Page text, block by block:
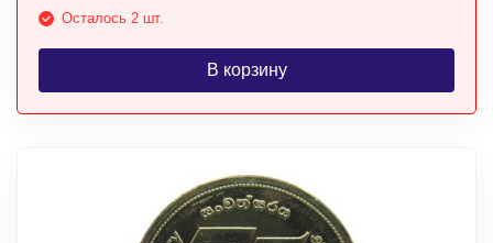
Осталось 2 шт.
В корзину